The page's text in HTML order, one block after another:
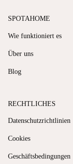
SPOTAHOME
Wie funktioniert es
Über uns
Blog
RECHTLICHES
Datenschutzrichtlinien
Cookies
Geschäftsbedingungen